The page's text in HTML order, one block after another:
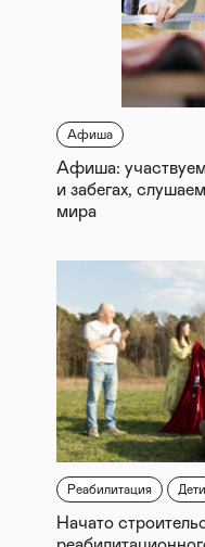
Афиша
Афиша: участвуем
и забегах,
мира
Реабилитация Дети
Начато